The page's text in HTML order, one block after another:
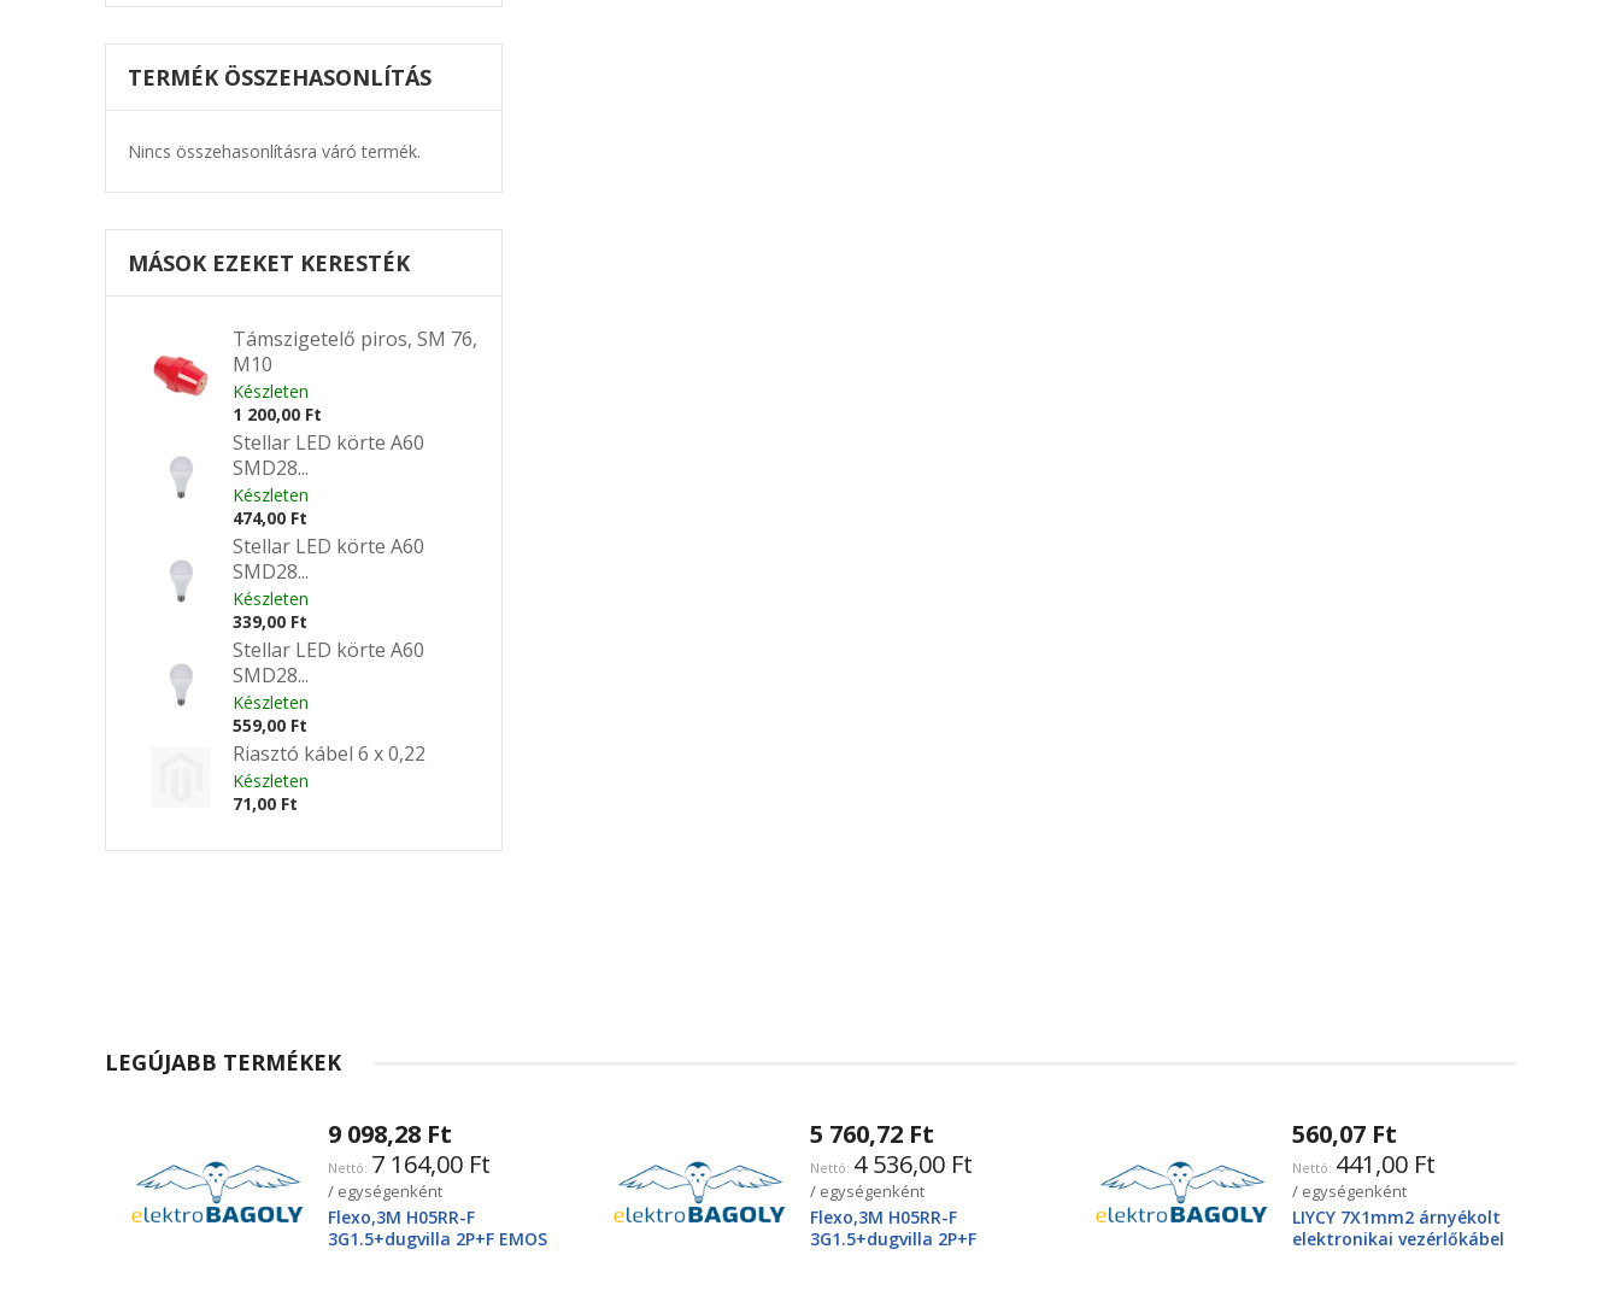
TERMÉK ÖSSZEHASONLÍTÁS
Nincs összehasonlításra váró termék.
MÁSOK EZEKET KERESTÉK
Támszigetelő piros, SM 76,
M10
Készleten
1 200,00 Ft
Stellar LED körte A60
SMD28...
Készleten
474,00 Ft
Stellar LED körte A60
SMD28...
Készleten
339,00 Ft
Stellar LED körte A60
SMD28...
Készleten
559,00 Ft
Riasztó kábel 6 x 0,22
Készleten
71,00 Ft
LEGÚJABB TERMÉKEK
9 098,28 Ft
7 164,00 Ft
/ egységenként
Flexo,3M H05RR-F
3G1.5+dugvilla 2P+F EMOS
5 760,72 Ft
4 536,00 Ft
/ egységenként
Flexo,3M H05RR-F
3G1.5+dugvilla 2P+F
560,07 Ft
441,00 Ft
/ egységenként
LIYCY 7X1mm2 árnyékolt
elektronikai vezérlőkábel